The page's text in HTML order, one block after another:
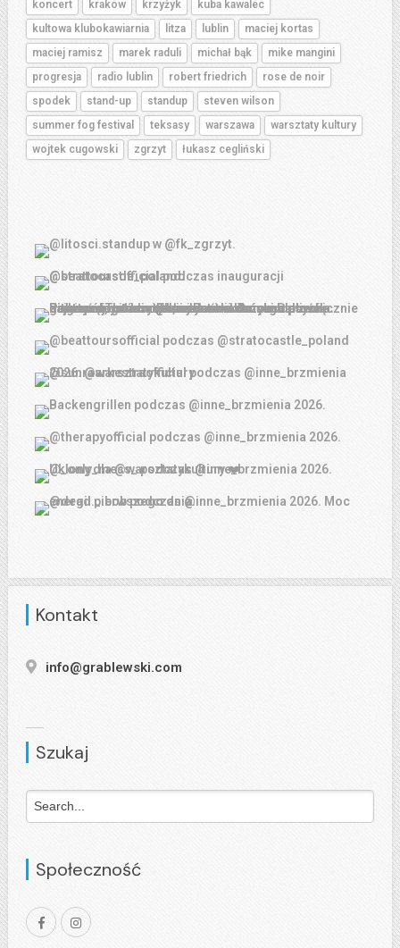
koncert
kraków krzyżyk
kuba kawalec
kultowa klubokawiarnia
litza lublin
maciej kortas
maciej ramisz
marek raduli michał bąk
mike mangini
progresja
radio lublin robert friedrich
rose de noir
spodek
stand-up standup
steven wilson
summer fog festival
teksasy warszawa
warsztaty kultury
wojtek cugowski
zgrzyt łukasz cegliński
Kontakt
info@grablewski.com
Szukaj
Społeczność